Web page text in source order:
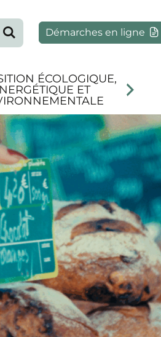
Rechercher
Démarches en ligne
ÉCOLOGIQUE,
ET